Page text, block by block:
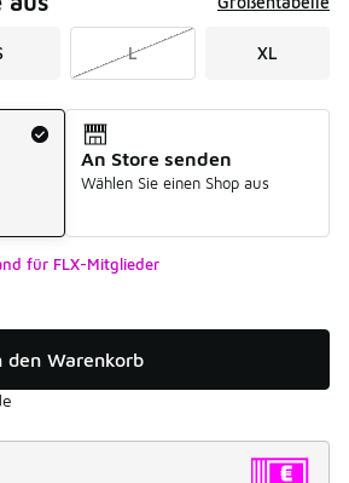
L XL
An Store senden
Wählen Sie einen Shop aus
für FLX-Mitglieder
den Warenkorb